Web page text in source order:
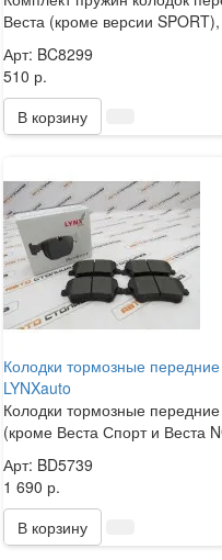
Веста (кроме версии
Арт: BC8299
510 р.
В корзину
Колодки тормозные
LYNXauto
Колодки тормозные
(кроме Веста Спорт и Веста
Арт: BD5739
1 690 р.
В корзину